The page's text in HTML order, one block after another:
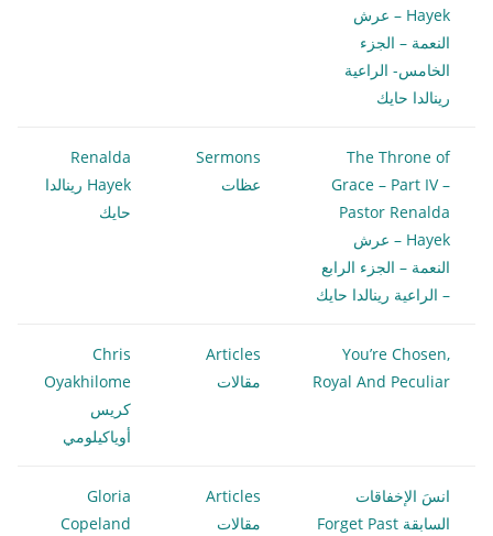
Hayek – عرش
النعمة – الجزء
الخامس- الراعية
رينالدا حايك
The Throne of
Grace – Part IV –
Pastor Renalda
Hayek – عرش
النعمة – الجزء الرابع
– الراعية رينالدا حايك
Sermons
عظات
Renalda
Hayek رينالدا
حايك
You’re Chosen,
Royal And Peculiar
Articles
مقالات
Chris
Oyakhilome
كريس
أوياكيلومي
انسَ الإخفاقات
السابقة Forget Past
Articles
مقالات
Gloria
Copeland